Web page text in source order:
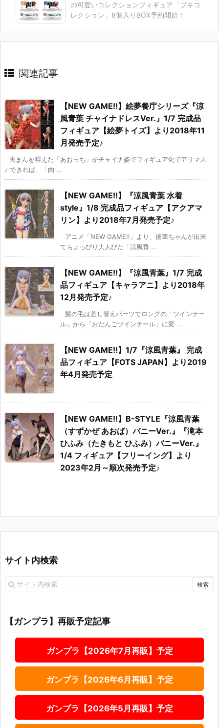
の可愛いコレクションフィギュア「ブキコ
レクション」8個入りBOX予約開始！
関連記事
【NEW GAME!!】絵夢餐庁シリーズ『涼
風青葉 チャイナドレスVer.』1/7 完成品
フィギュア【絵夢トイズ】より2018年11
月発売予定♪
肉まんを咥えた「あおっち」がチャイナ姿でフィギュア化でアリマス
♪ できれば、「肉 ...
【NEW GAME!!】『涼風青葉 水着
style』1/8 完成品フィギュア【アクアマ
リン】より2018年7月発売予定♪
アニメ「NEW GAME!!」より、後輩ちゃんが出来
てちょっぴり大人びた「涼風青 ...
【NEW GAME!!】『涼風青葉』1/7 完成
品フィギュア【キャラアニ】より2018年
12月発売予定♪
髪の毛は差し替えパーツでロングの「ツインテー
ル」から「おだんごツインテール」に変 ...
【NEW GAME!!】1/7『涼風青葉』 完成
品フィギュア【FOTS JAPAN】より2019
年4月発売予定
【NEW GAME!!】B-STYLE『涼風青葉
（すずかぜ あおば）バニーVer.』『滝本
ひふみ（たきもと ひふみ）バニーVer.』
1/4 フィギュア【フリーイング】より
2023年2月～順次発売予定♪
サイト内検索
【ガンプラ】再販予定記事
ガンプラ【2026年7月再販】予定
ガンプラ【2026年6月再販】予定
ガンプラ【2026年5月再販】予定